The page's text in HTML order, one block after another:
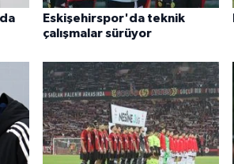
Eskişehirspor'da teknik
çalışmalar sürüyor